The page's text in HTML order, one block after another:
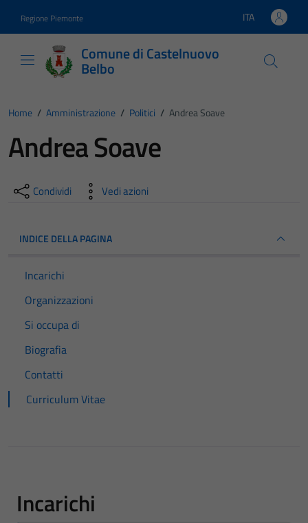
Regione Piemonte Lingua attiva:
ITA
Comune di Castelnuovo
Belbo
Home / Amministrazione / Politici / Andrea Soave
Andrea Soave
Condividi Vedi azioni
INDICE DELLA PAGINA
Incarichi
Organizzazioni
Si occupa di
Biografia
Contatti
Curriculum Vitae
Incarichi